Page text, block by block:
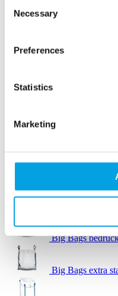
Selection
Necessary
Preferences
Statistics
MarketingArbeitshandschuhe
Big Bags
Big Bags extra